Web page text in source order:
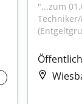
"...zum